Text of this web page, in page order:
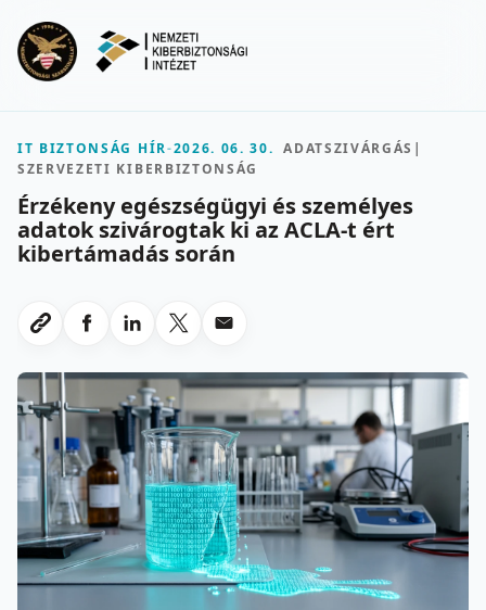
IT BIZTONSÁG HÍR-2026. 06. 30. ADATSZIVÁRGÁS |
SZERVEZETI KIBERBIZTONSÁG
Érzékeny egészségügyi és személyes
adatok szivárogtak ki az ACLA-t ért
kibertámadás során
Link masolasa
Megosztas Facebookon
Megosztas LinkedInen
Megosztas X-en
Megosztas emailben